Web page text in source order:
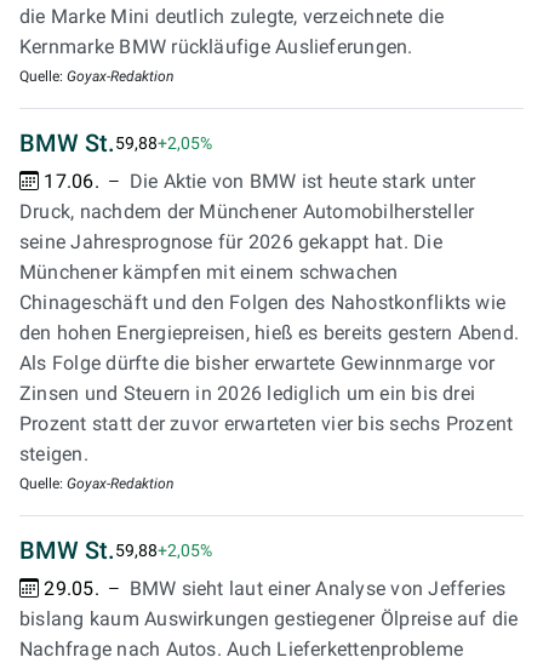
die Marke Mini deutlich zulegte, verzeichnete die
Kernmarke BMW rückläufige Auslieferungen.
Quelle: Goyax-Redaktion
BMW St.59,88+2,05%
17.06.
Die Aktie von BMW ist heute stark unter
Druck, nachdem der Münchener Automobilhersteller
seine Jahresprognose für 2026 gekappt hat. Die
Münchener kämpfen mit einem schwachen
Chinageschäft und den Folgen des Nahostkonflikts wie
den hohen Energiepreisen, hieß es bereits gestern Abend.
Als Folge dürfte die bisher erwartete Gewinnmarge vor
Zinsen und Steuern in 2026 lediglich um ein bis drei
Prozent statt der zuvor erwarteten vier bis sechs Prozent
steigen.
Quelle: Goyax-Redaktion
BMW St.59,88+2,05%
29.05.
BMW sieht laut einer Analyse von Jefferies
bislang kaum Auswirkungen gestiegener Ölpreise auf die
Nachfrage nach Autos. Auch Lieferkettenprobleme